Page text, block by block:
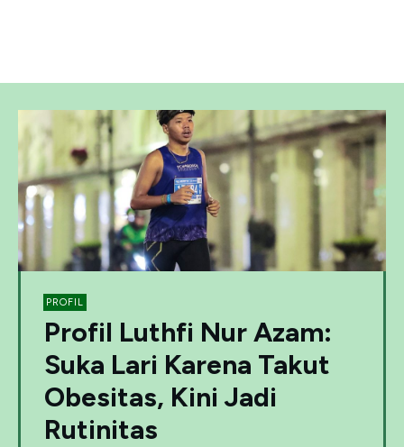
PROFIL
Profil Luthfi Nur Azam:
Suka Lari Karena Takut
Obesitas, Kini Jadi
Rutinitas